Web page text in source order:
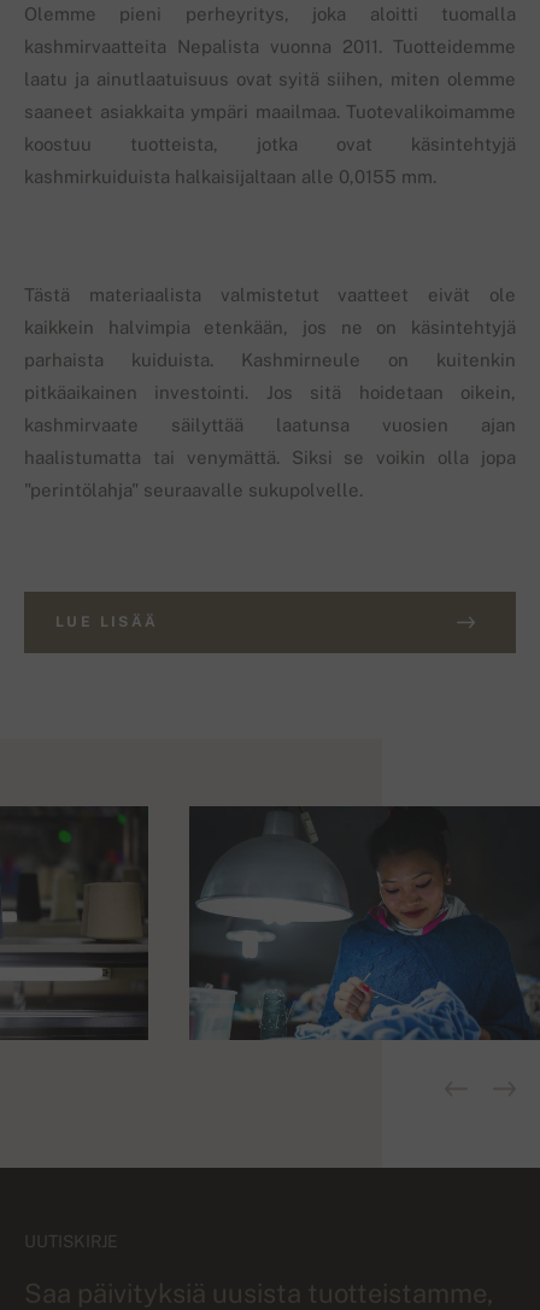
Olemme pieni perheyritys, joka aloitti tuomalla
kashmirvaatteita Nepalista vuonna 2011. Tuotteidemme
laatu ja ainutlaatuisuus ovat syitä siihen, miten olemme
saaneet asiakkaita ympäri maailmaa. Tuotevalikoimamme
koostuu tuotteista, jotka ovat käsintehtyjä
kashmirkuiduista halkaisijaltaan alle 0,0155 mm.
Tästä materiaalista valmistetut vaatteet eivät ole
kaikkein halvimpia etenkään, jos ne on käsintehtyjä
parhaista kuiduista. Kashmirneule on kuitenkin
pitkäaikainen investointi. Jos sitä hoidetaan oikein,
kashmirvaate säilyttää laatunsa vuosien ajan
haalistumatta tai venymättä. Siksi se voikin olla jopa
"perintölahja" seuraavalle sukupolvelle.
LUE LISÄÄ
UUTISKIRJE
Saa päivityksiä uusista tuotteistamme,